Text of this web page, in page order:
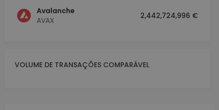
Avalanche
AVAX
2,442,724,996 €
VOLUME DE TRANSAÇÕES COMPARÁVEL